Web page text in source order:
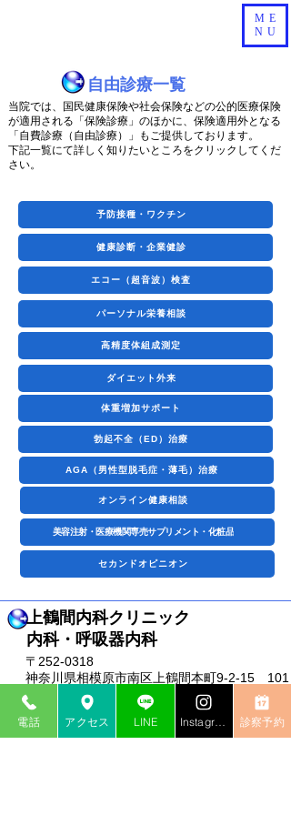
ME
NU
自由診療一覧
当院では、国民健康保険や社会保険などの公的医療保険
が適用される「保険診療」のほかに、保険適用外となる
「自費診療（自由診療）」もご提供しております。
​下記一覧にて詳しく知りたいところをクリックしてくだ
さい。
予防接種・ワクチン
健康診断・企業健診
エコー（超音波）検査
パーソナル栄養相談
高精度体組成測定
ダイエット外来
体重増加サポート
勃起不全（ED）治療
AGA（男性型脱毛症・薄毛）治療
オンライン健康相談
美容注射・医療機関専売サプリメント・化粧品
セカンドオピニオン
TEL：042-705-1975
診療時間：9:00~12:30/14:00~17:30
上鶴間内科クリニック
​内科・呼吸器内科
〒252-0318
神奈川県相模原市南区上鶴間本町9-2-15 101
号室
電話 アクセス LINE 診察予約